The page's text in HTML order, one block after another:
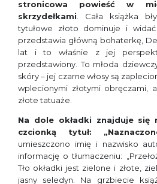
stronicowa powieść w
skrzydełkami . Cała książka
tytułowe złoto dominuje i
przedstawia główną bohaterkę,
lat i to właśnie z jej
przedstawiony. To młoda
skóry – jej czarne włosy są
wplecionymi złotymi obręczami,
złote tatuaże.
Na dole okładki znajduje się
czcionką tytuł:
umieszczono imię i nazwisko
informację o tłumaczeniu:
Tło okładki jest zielone i złote,
jasny seledyn. Na grzbiecie